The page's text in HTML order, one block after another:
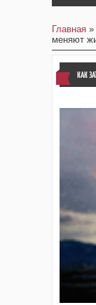
Главная »
меняют
КАК